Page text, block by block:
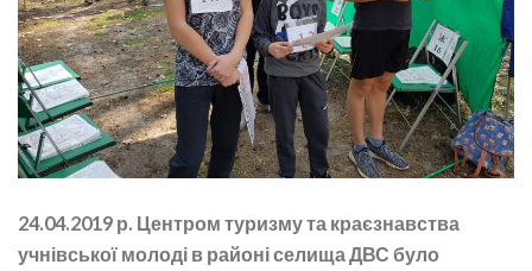
24.04.2019 р. Центром туризму та краєзнавства
учнівської молоді в районі селища ДВС було